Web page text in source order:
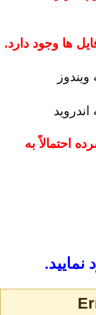
ها وجود دارد.
احتمالاً به
نمایید.